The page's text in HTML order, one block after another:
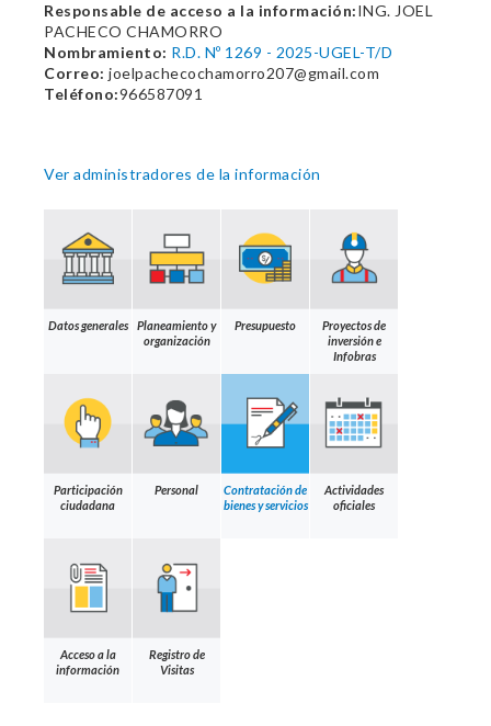
Responsable de acceso a la información:ING. JOEL
PACHECO CHAMORRO
Nombramiento: R.D. Nº 1269 - 2025-UGEL-T/D
Correo: joelpachecochamorro207@gmail.com
Teléfono:966587091
Ver administradores de la información
Datos generales
Planeamiento y
organización
Presupuesto
Proyectos de
inversión e
Infobras
Participación
ciudadana
Personal
Contratación de
bienes y servicios
Actividades
oficiales
Acceso a la
información
Registro de
Visitas